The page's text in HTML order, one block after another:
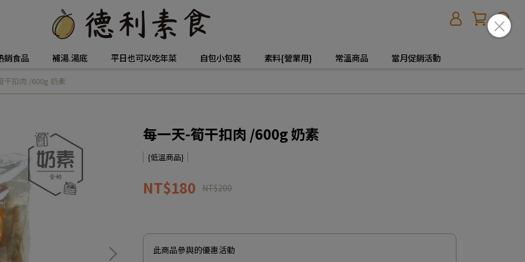
銷食品 補湯.湯底 平日也可以吃年菜 自包小包裝 素料{營業用} 常溫商品 當月促銷活動
干扣肉 /600g 奶素
每一天-筍干扣肉 /600g 奶素
{低溫商品}
NT$180 NT$200
此商品參與的優惠活動